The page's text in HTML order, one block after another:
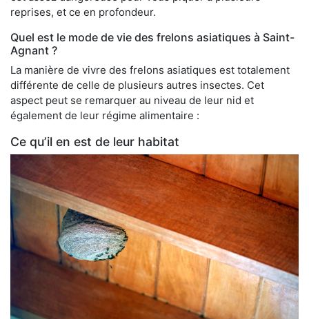
reprises, et ce en profondeur.
Quel est le mode de vie des frelons asiatiques à Saint-
Agnant ?
La manière de vivre des frelons asiatiques est totalement
différente de celle de plusieurs autres insectes. Cet
aspect peut se remarquer au niveau de leur nid et
également de leur régime alimentaire :
Ce qu’il en est de leur habitat